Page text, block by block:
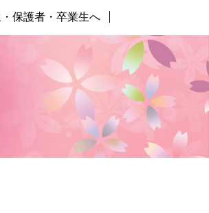
保護者・卒業生へ